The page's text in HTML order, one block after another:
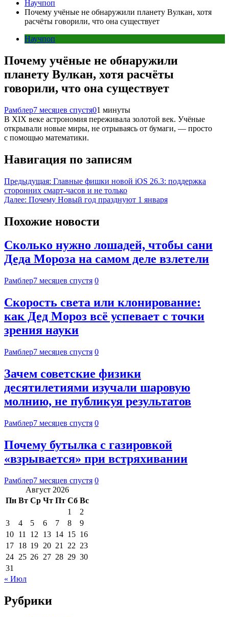
Научпоп
Почему учёные не обнаружили планету Вулкан, хотя
расчёты говорили, что она существует
Научпоп
Почему учёные не обнаружили
планету Вулкан, хотя расчёты
говорили, что она существует
Рамблер7 месяцев спустя01 минуты
В XIX веке астрономия переживала золотой век. Учёные
открывали новые миры, не отрываясь от бумаги, — просто
с помощью математики.
Навигация по записям
Предыдущая: Главные фишки новой iOS 26.3: поддержка
сторонних смарт-часов и не только
Далее: Почему Новый год празднуют 1 января
Похожие новости
Сколько нужно лошадей, чтобы сани
Деда Мороза на самом деле взлетели
Рамблер7 месяцев спустя 0
Скорость света или клонирование:
как Дед Мороз всё успевает с точки
зрения науки
Рамблер7 месяцев спустя 0
Зачем советские физики
десятилетиями изучали шаровую
молнию, не публикуя результатов
Рамблер7 месяцев спустя 0
Почему бутылка с газировкой
«взрывается» при встряхивании
Рамблер7 месяцев спустя 0
Август 2026
Пн Вт Ср Чт Пт Сб Вс
1
2
3
4 5 6 7 8
9
10 11 12 13 14 15 16
17 18 19 20 21 22 23
24 25 26 27 28 29 30
31
« Июл
Рубрики